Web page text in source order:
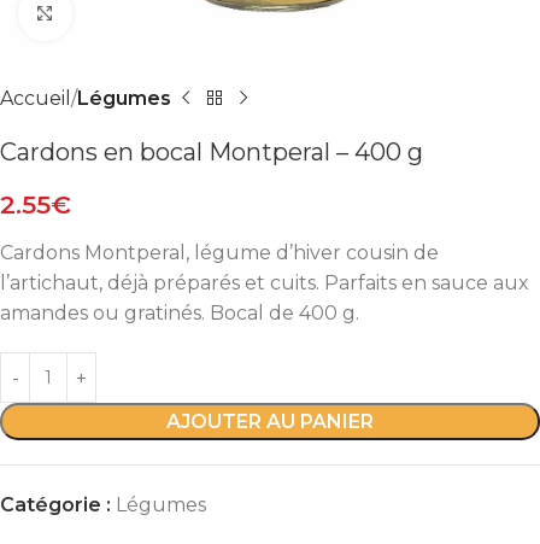
Accueil Légumes
Cardons en bocal Montperal – 400 g
2.55€
Cardons Montperal, légume d’hiver cousin de
l’artichaut, déjà préparés et cuits. Parfaits en sauce aux
amandes ou gratinés. Bocal de 400 g.
AJOUTER AU PANIER
Catégorie : Légumes